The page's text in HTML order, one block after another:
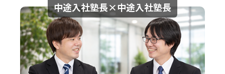
中途入社塾長×中途入社塾長